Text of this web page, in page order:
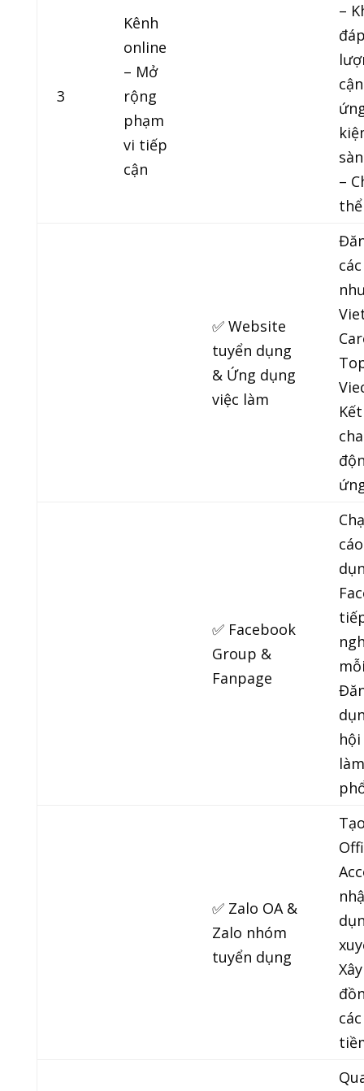
3
Kênh
online
– Mở
rộng
phạm
vi tiếp
cận
–
–
✅ Website
tuyển dụng
& Ứng dụng
việc làm
✅ Facebook
Group &
Fanpage
✅ Zalo OA &
Zalo nhóm
tuyển dụng